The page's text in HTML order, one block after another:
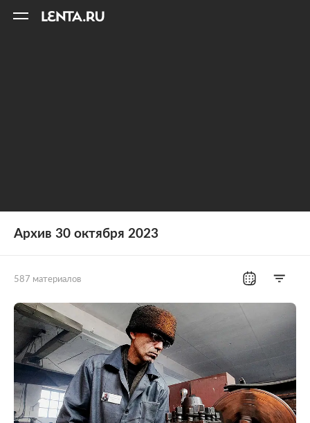
Архив 30 октября 2023
587 материалов
Все рубрики
Мир Бывший СССР
Экономика Силовые структуры
Наука и техника Спорт